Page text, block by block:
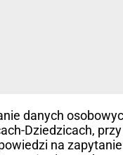
danych
Dziedzicach,
na